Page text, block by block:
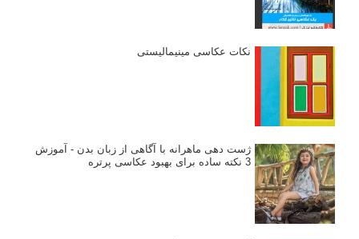
نکات عکاسی مینیمالیستی
ژست دهی ماهرانه با آگاهی از زبان بدن - آموزش
3 نکته ساده برای بهبود عکاسی پرتره